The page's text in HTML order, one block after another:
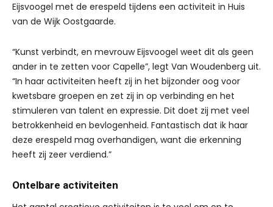
Eijsvoogel met de erespeld tijdens een activiteit in Huis
van de Wijk Oostgaarde.
“Kunst verbindt, en mevrouw Eijsvoogel weet dit als geen
ander in te zetten voor Capelle”, legt Van Woudenberg uit.
“In haar activiteiten heeft zij in het bijzonder oog voor
kwetsbare groepen en zet zij in op verbinding en het
stimuleren van talent en expressie. Dit doet zij met veel
betrokkenheid en bevlogenheid. Fantastisch dat ik haar
deze erespeld mag overhandigen, want die erkenning
heeft zij zeer verdiend.”
Ontelbare activiteiten